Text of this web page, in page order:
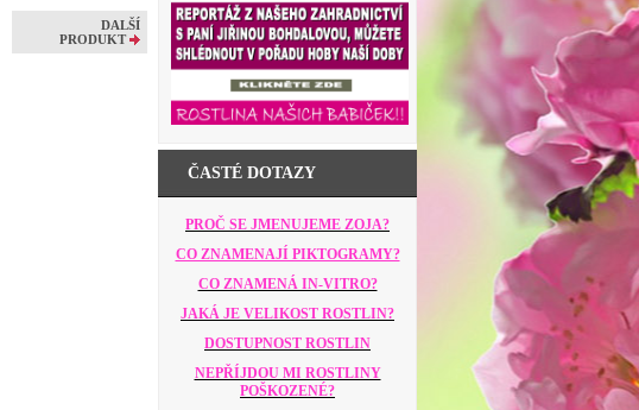
DALŠÍ
PRODUKT
ČASTÉ DOTAZY
PROČ SE JMENUJEME ZOJA?
CO ZNAMENAJÍ PIKTOGRAMY?
CO ZNAMENÁ IN-VITRO?
JAKÁ JE VELIKOST ROSTLIN?
DOSTUPNOST ROSTLIN
NEPŘÍJDOU MI ROSTLINY
POŠKOZENÉ?